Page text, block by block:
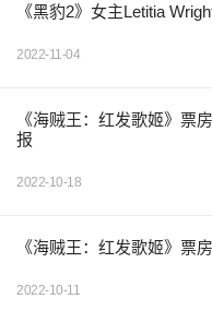
《黑豹2》女主Letitia
2022-11-04
《海贼王：红发歌姬》票
报
2022-10-18
《海贼王：红发歌姬》票
2022-10-11